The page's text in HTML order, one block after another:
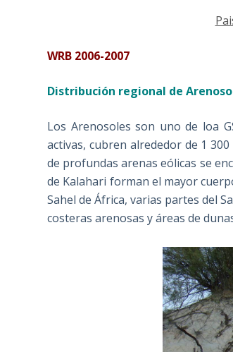
WRB 2006-2007
Distribución regional de
Los Arenosoles son uno de loa
activas, cubren alrededor de 1
de profundas arenas eólicas se
de Kalahari forman el mayor
Sahel de África, varias partes del
costeras arenosas y áreas de